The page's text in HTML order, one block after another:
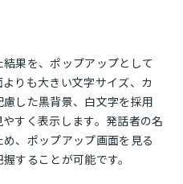
果を、ポップアップとして
りも大きい文字サイズ、カ
した黒背景、白文字を採用
すく表示します。発話者の名
、ポップアップ画面を見る
することが可能です。